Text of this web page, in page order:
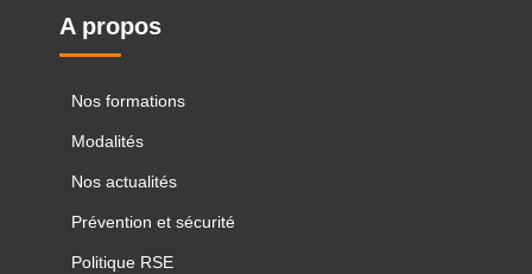
A propos
Nos formations
Modalités
Nos actualités
Prévention et sécurité
Politique RSE